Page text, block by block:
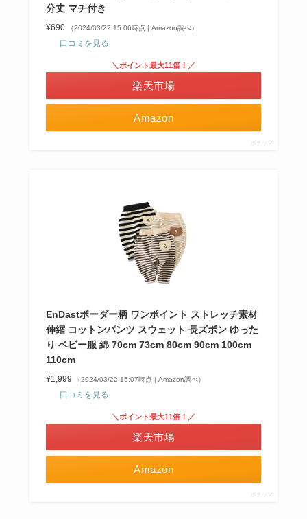
分丈 マチ付き
¥690 （2024/03/22 15:06時点 | Amazon調べ）
口コミを見る
Amazon
＼ポイント最大11倍！／
楽天市場
ポチップ
EnDastボーダー柄 ワンポイント ストレッチ素材
伸縮 コットンパンツ スウェット 長ズボン ゆった
り ベビー服 綿 70cm 73cm 80cm 90cm 100cm
110cm
¥1,999 （2024/03/22 15:07時点 | Amazon調べ）
口コミを見る
Amazon
＼ポイント最大11倍！／
楽天市場
ポチップ